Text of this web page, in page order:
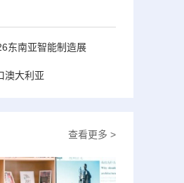
东南亚智能制造展
澳大利亚
查看更多 >